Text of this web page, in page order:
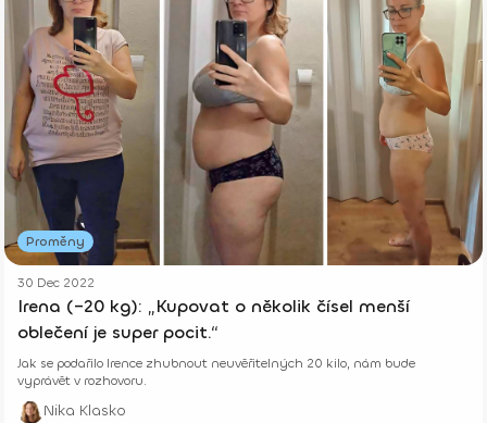
Proměny
30 Dec 2022
Irena (–20 kg): „Kupovat o několik čísel menší
oblečení je super pocit.“
Jak se podařilo Irence zhubnout neuvěřitelných 20 kilo, nám bude
vyprávět v rozhovoru.
Nika Klasko